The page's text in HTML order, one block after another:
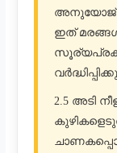
ഇത്
2.5 അടി